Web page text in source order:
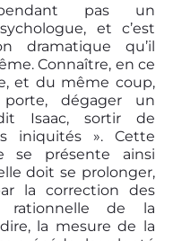
pas un
et c’est
dramatique qu’il
Connaître, en ce
et du même coup,
dégager un
Isaac, sortir de
iniquités ». Cette
se présente ainsi
doit se prolonger,
la correction des
rationnelle de la
la mesure de la